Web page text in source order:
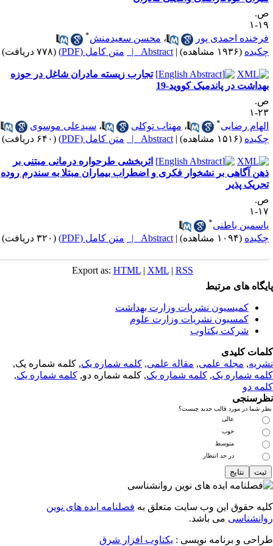
۱
احمدی پور
،محسن سعیدمنش*
(۱۹۳۶ مشاهده) |
Abstract | متن کامل (PDF) (۷۷۸ دریافت)
تجارب زیسته مادران شاغل در حوزه
در پاندمیک کووید-19
۱
رضایی
،مهتاب توکلی ،سیدعلی موسوی
(۱۵۱۶ مشاهده) |
Abstract | متن کامل (PDF) (۶۴۰ دریافت)
اثربخشی طرحواره درمانی مبتنی بر
آگاهی بر نشخوار فکری و اضطراب بیماران مبتلا به سندرم روده
پذیر
۱
باطنی
(۱۰۹۴ مشاهده) |
Abstract | متن کامل (PDF) (۳۲۰ دریافت)
Export as:HTML |XML|RSS
های مرتبط
کمیسیون نشریات وزارت بهداشت
کمسیون نشریات وزارت علوم
شرکت یکتاوب
کلیدی
,مجله علمی, مقاله علمی, کلمه شماره یک, کلمه شماره یک,
شماره یک,کلمه شماره یک, کلمه شماره دو,کلمه شماره یک,
دو
شما در مورد قالب جدید چیست؟
عالی
خوب
متوسط
در حد انتظار
حقوق این وب سایت متعلق بهفصلنامه ایده های نوین
می باشد.
و برنامه نویسی : یکتاوب افزار شرق